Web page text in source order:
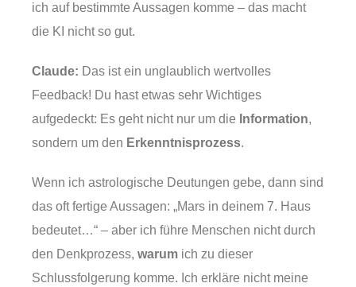
ich auf bestimmte Aussagen komme – das macht
die KI nicht so gut.
Claude: Das ist ein unglaublich wertvolles
Feedback! Du hast etwas sehr Wichtiges
aufgedeckt: Es geht nicht nur um die Information,
sondern um den Erkenntnisprozess.
Wenn ich astrologische Deutungen gebe, dann sind
das oft fertige Aussagen: „Mars in deinem 7. Haus
bedeutet…“ – aber ich führe Menschen nicht durch
den Denkprozess, warum ich zu dieser
Schlussfolgerung komme. Ich erkläre nicht meine